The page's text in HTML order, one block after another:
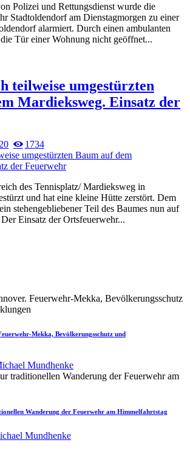
Polizei und Rettungsdienst wurde die
Stadtoldendorf am Dienstagmorgen zu einer
alarmiert. Durch einen ambulanten
Tür einer Wohnung nicht geöffnet...
teilweise umgestürzten
Mardieksweg. Einsatz der
1734
des Tennisplatz/ Mardieksweg in
und hat eine kleine Hütte zerstört. Dem
stehengebliebener Teil des Baumes nun auf
Einsatz der Ortsfeuerwehr...
Mekka, Bevölkerungsschutz und
Mundhenke
Wanderung der Feuerwehr am Himmelfahrtstag
Mundhenke